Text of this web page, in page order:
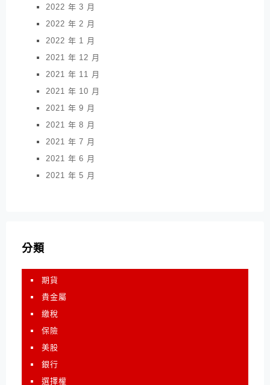
2022 年 3 月
2022 年 2 月
2022 年 1 月
2021 年 12 月
2021 年 11 月
2021 年 10 月
2021 年 9 月
2021 年 8 月
2021 年 7 月
2021 年 6 月
2021 年 5 月
分類
期貨
貴金屬
繳稅
保險
美股
銀行
選擇權